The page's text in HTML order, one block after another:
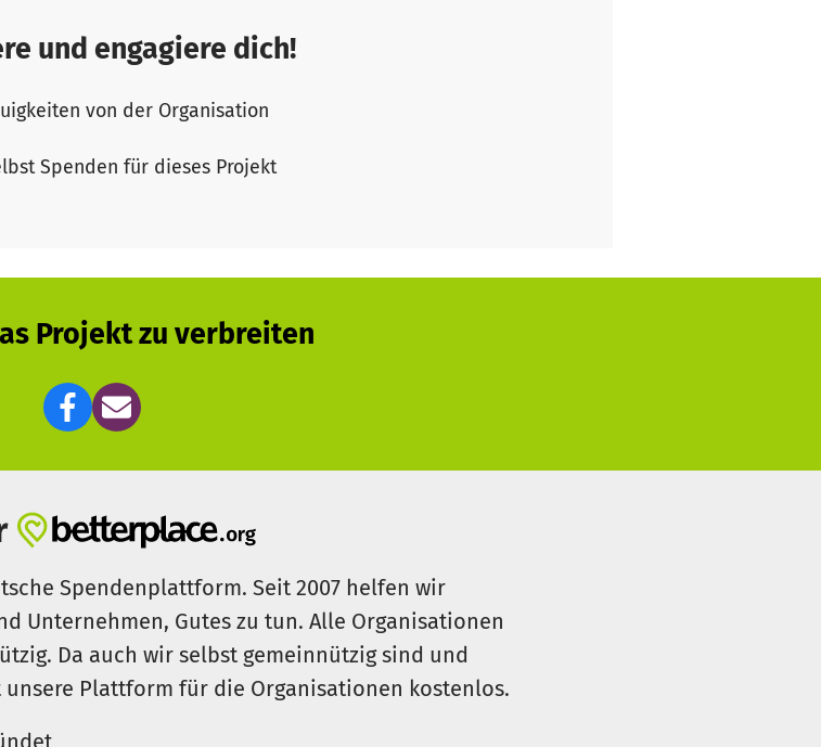
und engagiere dich!
von der Organisation
Spenden für dieses Projekt
Projekt zu verbreiten
Spendenplattform. Seit 2007 helfen wir
Unternehmen, Gutes zu tun. Alle Organisationen
Da auch wir selbst gemeinnützig sind und
Plattform für die Organisationen kostenlos.